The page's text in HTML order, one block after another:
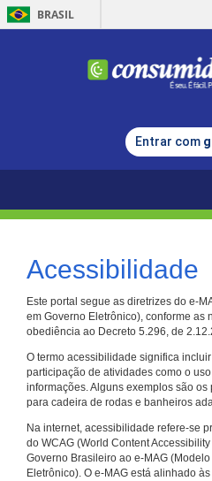
BRASIL
Entrar com
Acessibilidade
Este portal segue as diretrizes do e-
em Governo Eletrônico), conforme as
obediência ao Decreto 5.296, de
O termo acessibilidade significa
participação de atividades como o
informações. Alguns exemplos são
para cadeira de rodas e banheiros
Na internet, acessibilidade refere-se
do WCAG (World Content
Governo Brasileiro ao e-MAG
Eletrônico). O e-MAG está alinhado